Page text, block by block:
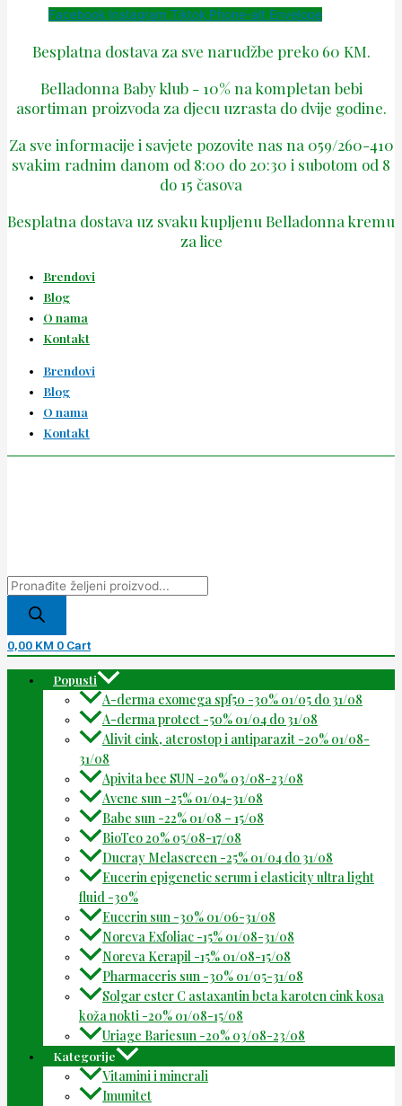
Facebook Instagram Tiktok Phone-alt Envelope
Besplatna dostava za sve narudžbe preko 60 KM.
Belladonna Baby klub - 10% na kompletan bebi
asortiman proizvoda za djecu uzrasta do dvije godine.
Za sve informacije i savjete pozovite nas na 059/260-410
svakim radnim danom od 8:00 do 20:30 i subotom od 8
do 15 časova
Besplatna dostava uz svaku kupljenu Belladonna kremu
za lice
Brendovi
Blog
O nama
Kontakt
Brendovi
Blog
O nama
Kontakt
0,00 KM 0 Cart
Popusti
A-derma exomega spf50 -30% 01/05 do 31/08
A-derma protect -50% 01/04 do 31/08
Alivit cink, aterostop i antiparazit -20% 01/08-
31/08
Apivita bee SUN -20% 03/08-23/08
Avene sun -25% 01/04-31/08
Babe sun -22% 01/08 – 15/08
BioTeo 20% 05/08-17/08
Ducray Melascreen -25% 01/04 do 31/08
Eucerin epigenetic serum i elasticity ultra light
fluid -30%
Eucerin sun -30% 01/06-31/08
Noreva Exfoliac -15% 01/08-31/08
Noreva Kerapil -15% 01/08-15/08
Pharmaceris sun -30% 01/05-31/08
Solgar ester C astaxantin beta karoten cink kosa
koža nokti -20% 01/08-15/08
Uriage Bariesun -20% 03/08-23/08
Kategorije
Vitamini i minerali
Imunitet